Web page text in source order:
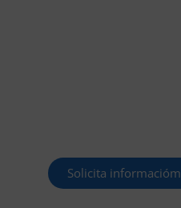
Solicita informacióm